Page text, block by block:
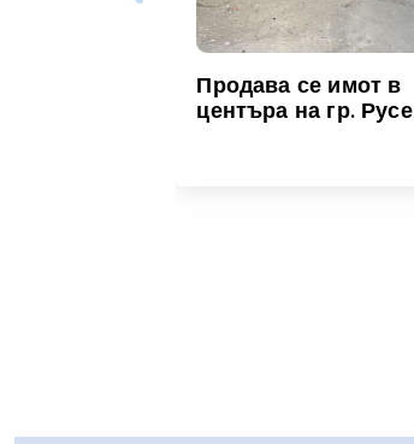
Продава се имот в
центъра на гр. Русе